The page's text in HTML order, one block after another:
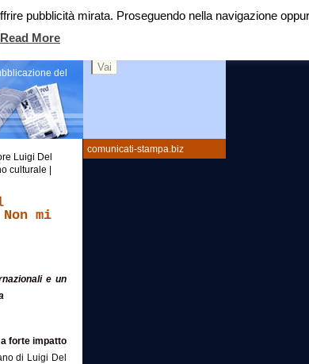
comunicati-stampa.biz
del
Luigi Del
culturale |
mi
e un
forte impatto
di Luigi Del
pubblicità mirata. Proseguendo nella navigazione
Read More